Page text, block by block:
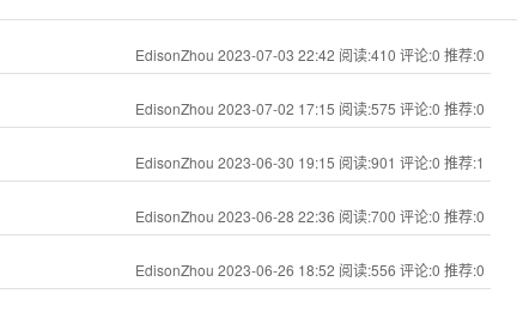
EdisonZhou 2023-07-03 22:42 阅读:410 评论:0 推荐:0
EdisonZhou 2023-07-02 17:15 阅读:575 评论:0 推荐:0
EdisonZhou 2023-06-30 19:15 阅读:901 评论:0 推荐:1
EdisonZhou 2023-06-28 22:36 阅读:700 评论:0 推荐:0
EdisonZhou 2023-06-26 18:52 阅读:556 评论:0 推荐:0